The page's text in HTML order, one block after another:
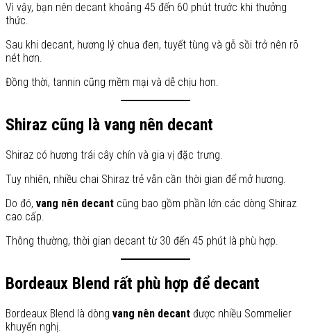
Vì vậy, bạn nên decant khoảng 45 đến 60 phút trước khi thưởng
thức.
Sau khi decant, hương lý chua đen, tuyết tùng và gỗ sồi trở nên rõ
nét hơn.
Đồng thời, tannin cũng mềm mại và dễ chịu hơn.
Shiraz cũng là vang nên decant
Shiraz có hương trái cây chín và gia vị đặc trưng.
Tuy nhiên, nhiều chai Shiraz trẻ vẫn cần thời gian để mở hương.
Do đó, vang nên decant cũng bao gồm phần lớn các dòng Shiraz
cao cấp.
Thông thường, thời gian decant từ 30 đến 45 phút là phù hợp.
Bordeaux Blend rất phù hợp để decant
Bordeaux Blend là dòng vang nên decant được nhiều Sommelier
khuyến nghị.